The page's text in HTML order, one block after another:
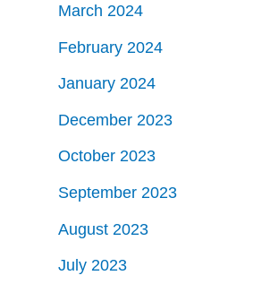
March 2024
February 2024
January 2024
December 2023
October 2023
September 2023
August 2023
July 2023